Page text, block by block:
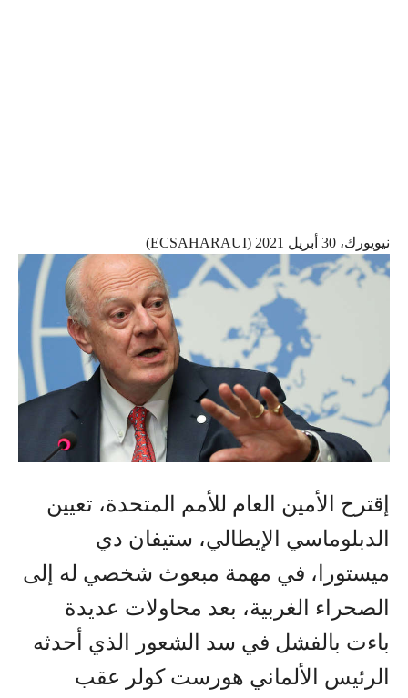
نيويورك، 30 أبريل 2021 (ECSAHARAUI)
إقترح الأمين العام للأمم المتحدة، تعيين
الدبلوماسي الإيطالي، ستيفان دي
ميستورا، في مهمة مبعوث شخصي له إلى
الصحراء الغربية، بعد محاولات عديدة
باءت بالفشل في سد الشعور الذي أحدثه
الرئيس الألماني هورست كولر عقب